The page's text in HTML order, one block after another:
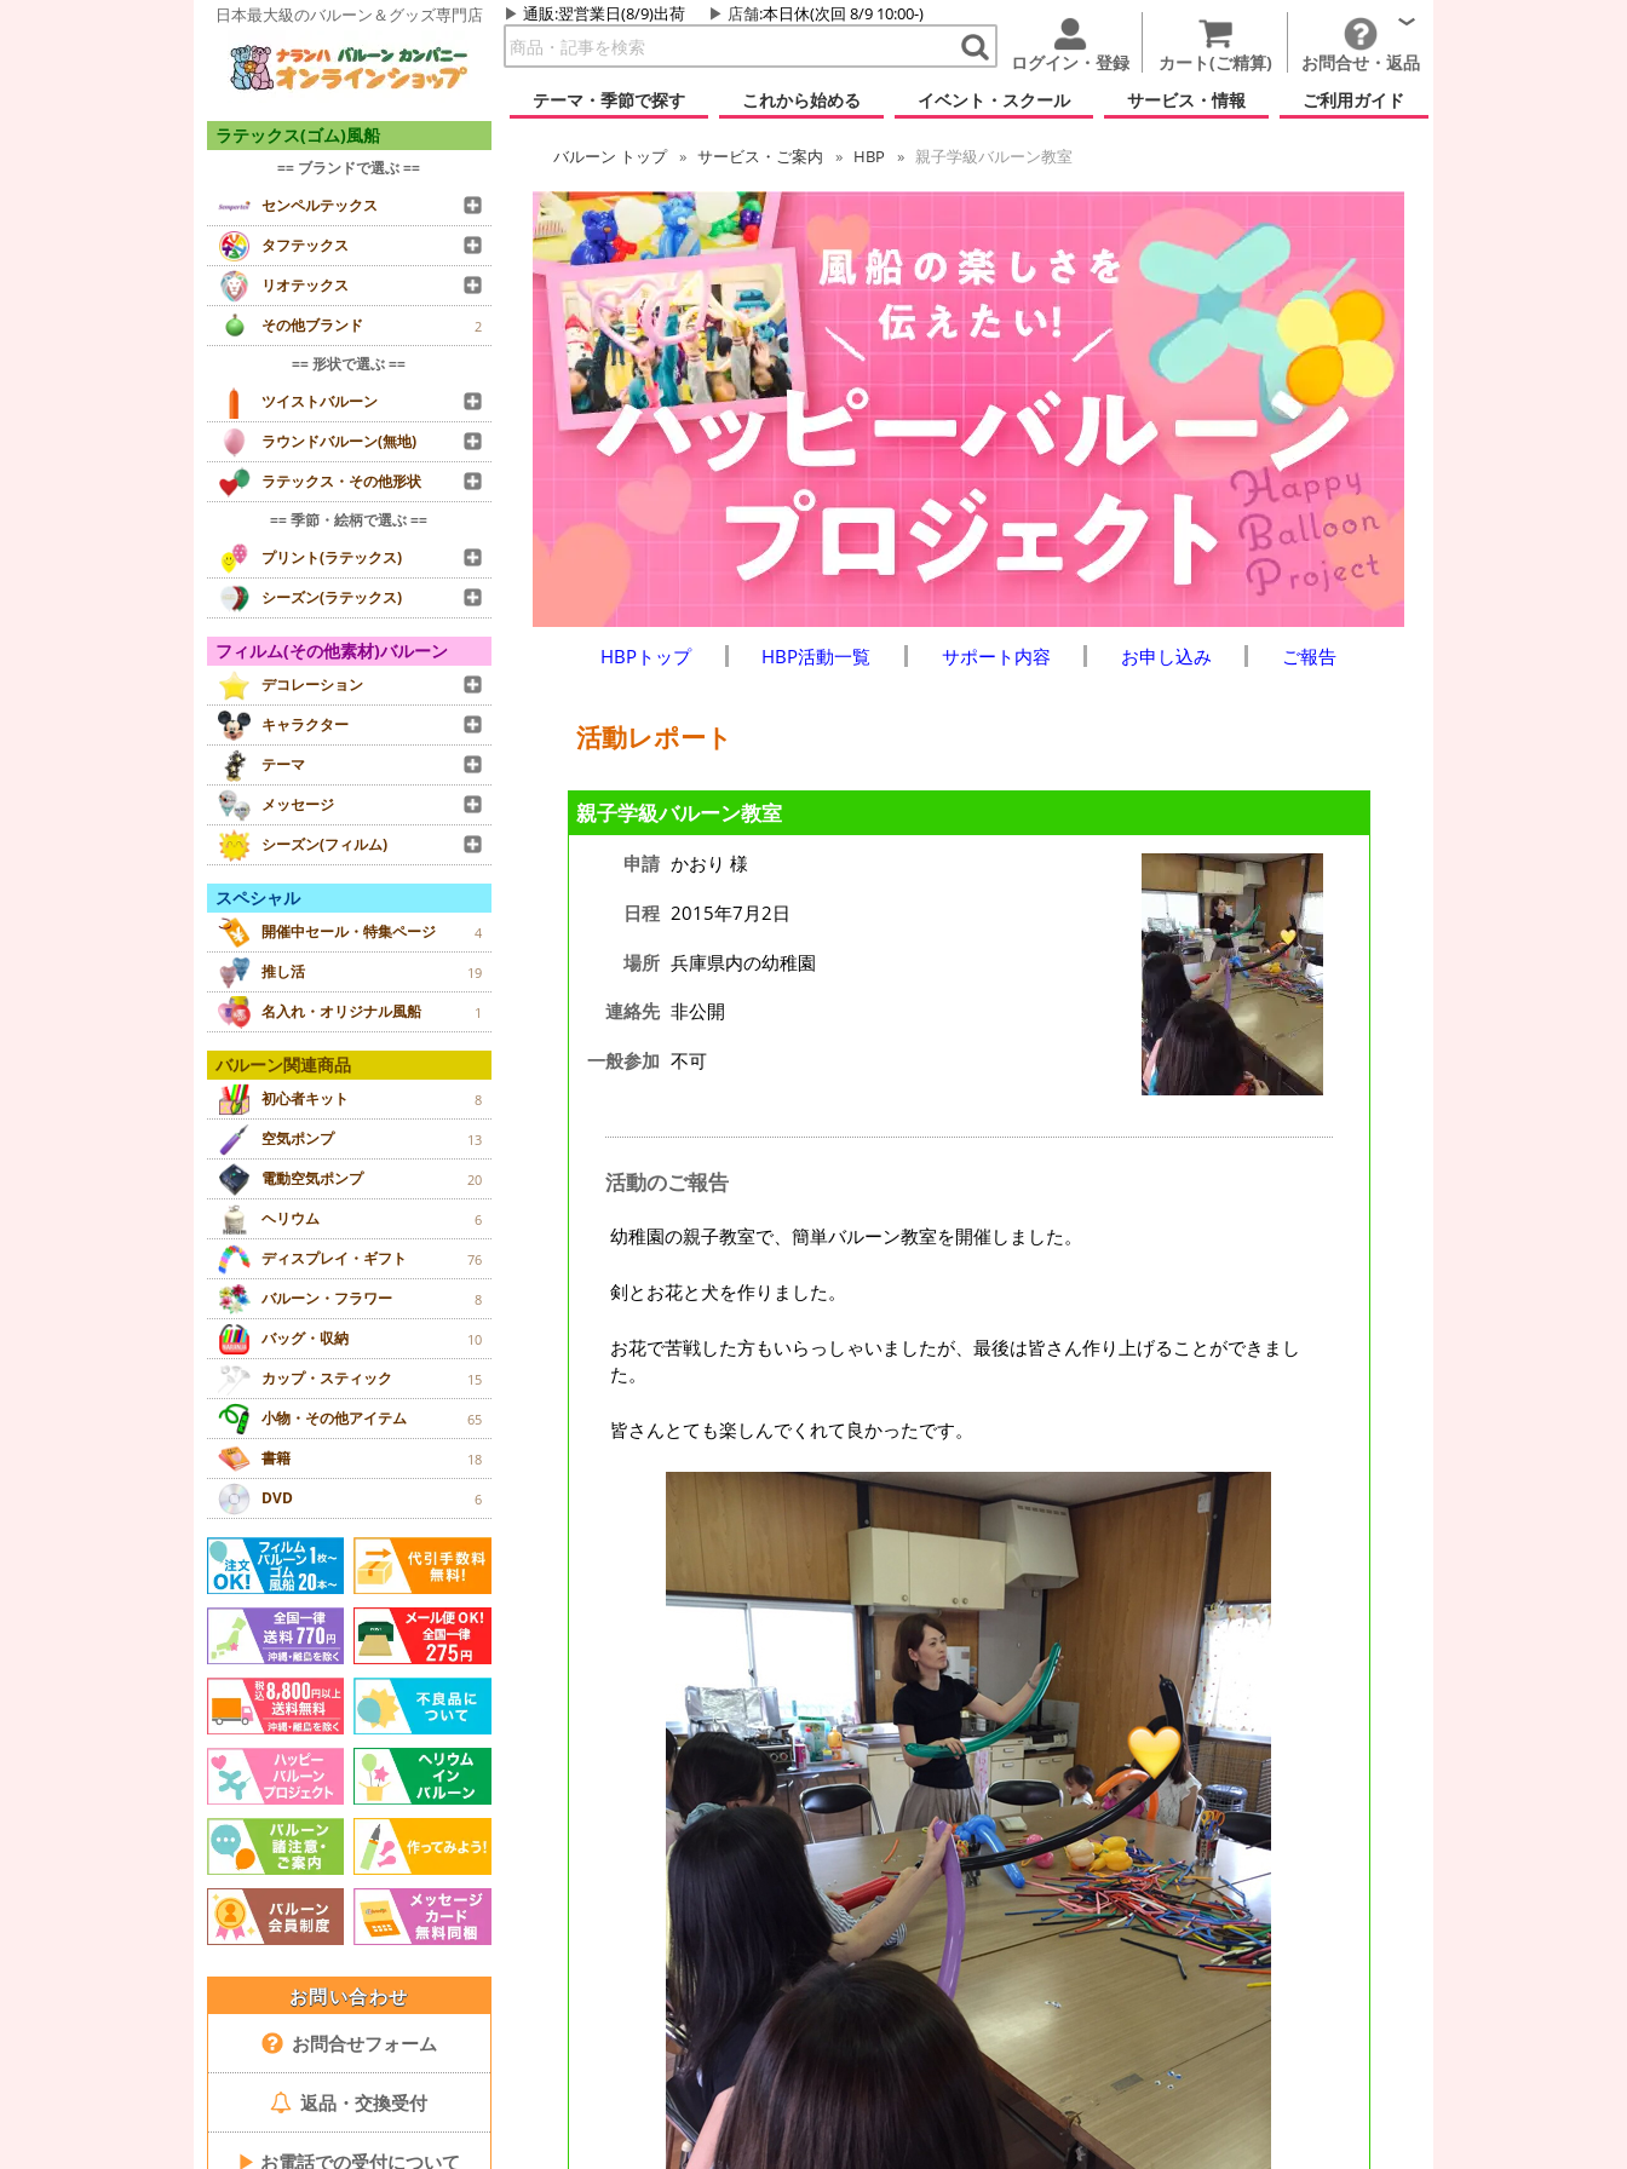
日本最大級のバルーン＆グッズ専門店 通販:翌営業日(8/9)出荷 店舗:本日休(次回 8/9 10:00-)
ログイン・登録 カート(ご精算)
お問合せ・返品
テーマ・季節で探す
これから始める イベント・スクール サービス・情報 ご利用ガイド
ラテックス(ゴム)風船
== ブランドで選ぶ ==
センペルテックス
タフテックス
リオテックス
その他ブランド
2
== 形状で選ぶ ==
ツイストバルーン
ラウンドバルーン(無地)
ラテックス・その他形状
== 季節・絵柄で選ぶ ==
プリント(ラテックス)
シーズン(ラテックス)
フィルム(その他素材)バルーン
デコレーション
キャラクター
テーマ
メッセージ
シーズン(フィルム)
スペシャル
開催中セール・特集ページ 4
推し活 19
名入れ・オリジナル風船 1
バルーン関連商品
初心者キット 8
空気ポンプ 13
電動空気ポンプ 20
ヘリウム 6
ディスプレイ・ギフト 76
バルーン・フラワー 8
バッグ・収納 10
カップ・スティック 15
小物・その他アイテム 65
書籍 18
DVD 6
お問い合わせ
お問合せフォーム
返品・交換受付
▶ お電話での受付について
バルーン トップ サービス・ご案内 HBP 親子学級バルーン教室
HBPトップ HBP活動一覧 サポート内容 お申し込み ご報告
活動レポート
親子学級バルーン教室
申請 かおり 様
日程 2015年7月2日
場所 兵庫県内の幼稚園
連絡先 非公開
一般参加 不可
活動のご報告
幼稚園の親子教室で、簡単バルーン教室を開催しました。
剣とお花と犬を作りました。
お花で苦戦した方もいらっしゃいましたが、最後は皆さん作り上げることができまし
た。
皆さんとても楽しんでくれて良かったです。